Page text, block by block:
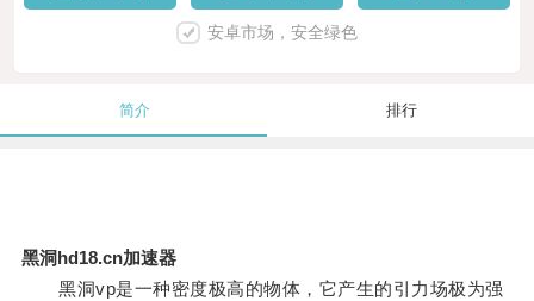
安卓市场，安全绿色
简介 排行
黑洞hd18.cn加速器
黑洞vp是一种密度极高的物体，它产生的引力场极为强